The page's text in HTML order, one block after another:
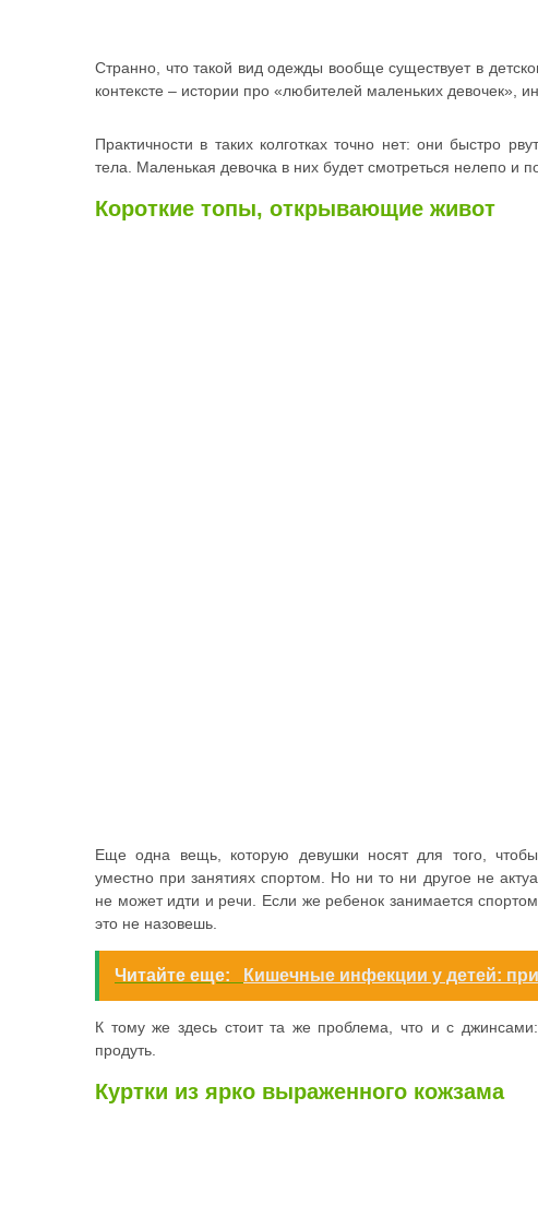
Странно, что такой вид одежды вообще существует в
контексте – истории про «любителей маленьких девочек»,
Практичности в таких колготках точно нет: они быстро
тела. Маленькая девочка в них будет смотреться нелепо и
Короткие топы, открывающие живот
Еще одна вещь, которую девушки носят для того, чтобы
уместно при занятиях спортом. Но ни то ни другое не
не может идти и речи. Если же ребенок занимается
это не назовешь.
Читайте еще: Кишечные инфекции у детей:
К тому же здесь стоит та же проблема, что и с
продуть.
Куртки из ярко выраженного кожзама